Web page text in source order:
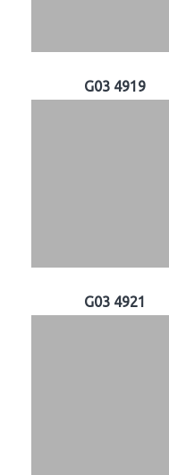
G03 4919
G03 4921